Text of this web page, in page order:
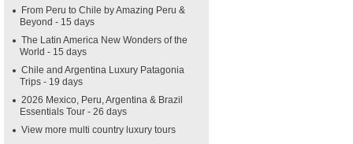
From Peru to Chile by Amazing Peru &
Beyond - 15 days
The Latin America New Wonders of the
World - 15 days
Chile and Argentina Luxury Patagonia
Trips - 19 days
2026 Mexico, Peru, Argentina & Brazil
Essentials Tour - 26 days
View more multi country luxury tours